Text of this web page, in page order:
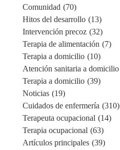
Comunidad (70)
Hitos del desarrollo (13)
Intervención precoz (32)
Terapia de alimentación (7)
Terapia a domicilio (10)
Atención sanitaria a domicilio
Terapia a domicilio (39)
Noticias (19)
Cuidados de enfermería (310)
Terapeuta ocupacional (14)
Terapia ocupacional (63)
Artículos principales (39)